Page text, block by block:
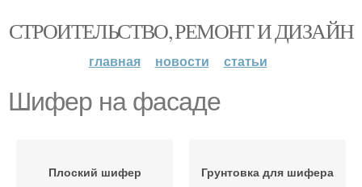
СТРОИТЕЛЬСТВО, РЕМОНТ И ДИЗАЙН
главная новости статьи
Шифер на фасаде
Плоский шифер Грунтовка для шифера